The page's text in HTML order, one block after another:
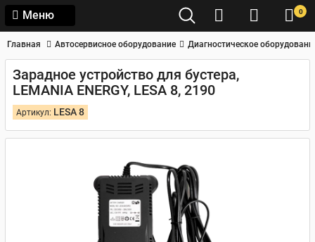
Меню 0
Главная Автосервисное оборудование Диагностическое
Зарадное устройство для бустера,
LEMANIA ENERGY, LESA 8, 2190
Артикул: LESA 8